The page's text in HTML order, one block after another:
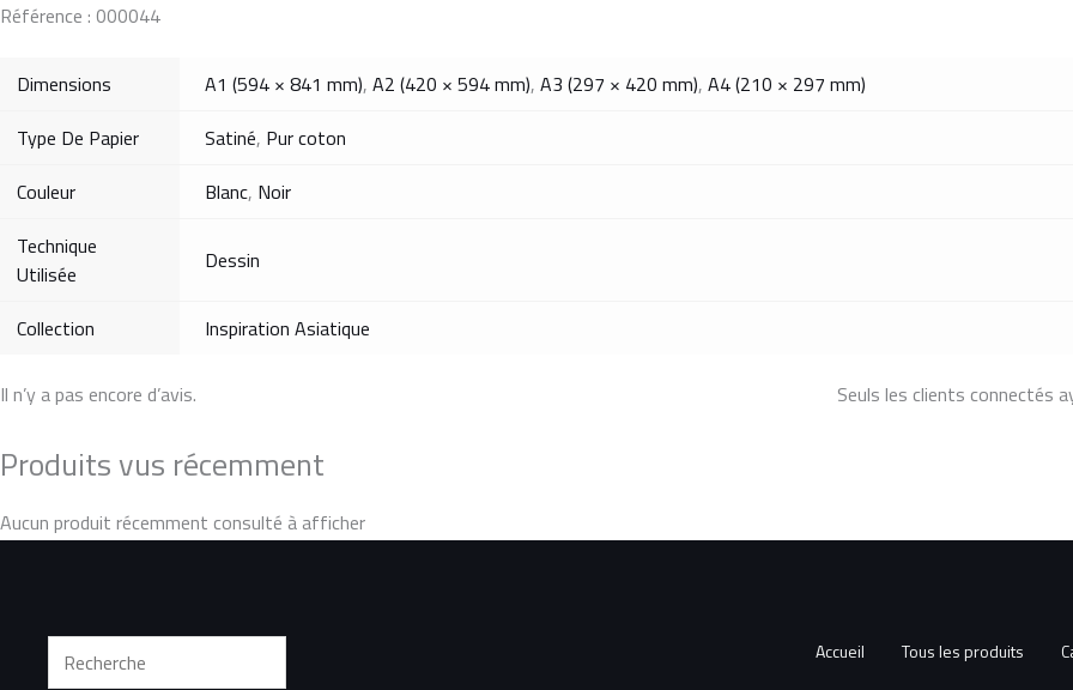
Référence : 000044
Dimensions A1 (594 × 841 mm),A2 (420 × 594 mm),A3 (297 × 420 mm),A4 (210 × 297 mm)
Type De Papier
Satiné, Pur coton
Couleur
Blanc, Noir
Technique
Utilisée
Dessin
Collection Inspiration Asiatique
Il n’y a pas encore d’avis. Seuls les clients connectés
Produits vus récemment
Aucun produit récemment consulté à afficher
Accueil Tous les produits